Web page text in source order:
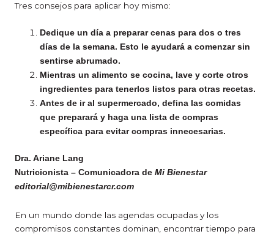
Tres consejos para aplicar hoy mismo:
Dedique un día a preparar cenas para dos o tres
días de la semana. Esto le ayudará a comenzar sin
sentirse abrumado.
Mientras un alimento se cocina, lave y corte otros
ingredientes para tenerlos listos para otras recetas.
Antes de ir al supermercado, defina las comidas
que preparará y haga una lista de compras
específica para evitar compras innecesarias.
Dra. Ariane Lang
Nutricionista – Comunicadora de Mi Bienestar
editorial@mibienestarcr.com
En un mundo donde las agendas ocupadas y los
compromisos constantes dominan, encontrar tiempo para